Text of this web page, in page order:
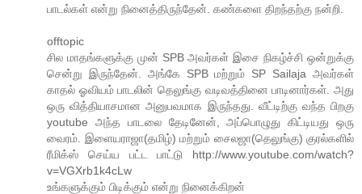
பாடல்கள் என்று நினைத்திருந்தேன். கண்களை திறந்தற்கு நன்றி.
offtopic
சில மாதங்களுக்கு முன் SPB அவர்கள் இசை நிகழ்ச்சி ஒன்றுக்கு
சென்று இருந்தேன். அங்கே SPB மற்றும் SP Sailaja அவர்கள்
காதல் ஓவியம் பாடலின் தெலுங்கு வடிவத்தினை பாடினார்கள். அது
ஒரு வித்தியாசமான அனுபவமாக இருந்தது. வீட்டிற்கு வந்த பிறகு
youtube அந்த பாடலை தேடினேன், அப்பொழுது கிட்டியது ஒரு
வைரம். இளையராஜா(தமிழ்) மற்றும் சைலஜா(தெலுங்கு) குரல்களில்
ரீமிக்ஸ் செய்ய பட்ட பாட்டு http://www.youtube.com/watch?
v=VGXrb1k4cLw
உங்களுக்கும் பிடிக்கும் என்று நினைக்கிறன்